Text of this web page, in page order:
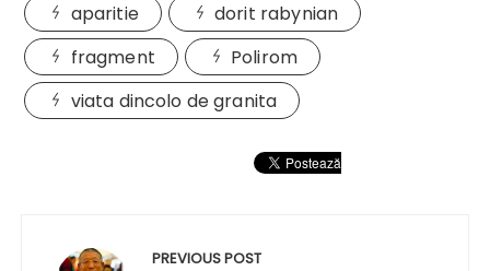
aparitie
dorit rabynian
fragment
Polirom
viata dincolo de granita
PREVIOUS POST